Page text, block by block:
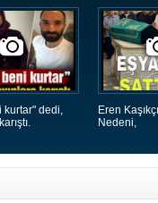
kurtar" dedi,
Eren
Nedeni,